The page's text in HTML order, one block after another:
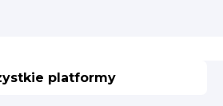
platformy